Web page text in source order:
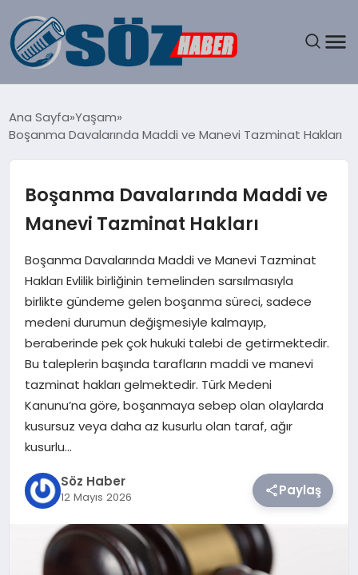
SPOR
MAGAZIN
EKONOMI
EĞITIM
YAŞAM
Ana Sayfa Yaşam
Boşanma Davalarında Maddi ve Manevi Tazminat Hakları
Boşanma Davalarında Maddi ve
Manevi Tazminat Hakları
Boşanma Davalarında Maddi ve Manevi Tazminat
Hakları Evlilik birliğinin temelinden sarsılmasıyla
birlikte gündeme gelen boşanma süreci, sadece
medeni durumun değişmesiyle kalmayıp,
beraberinde pek çok hukuki talebi de getirmektedir.
Bu taleplerin başında tarafların maddi ve manevi
tazminat hakları gelmektedir. Türk Medeni
Kanunu’na göre, boşanmaya sebep olan olaylarda
kusursuz veya daha az kusurlu olan taraf, ağır
kusurlu…
Söz Haber
12 Mayıs 2026 Paylaş